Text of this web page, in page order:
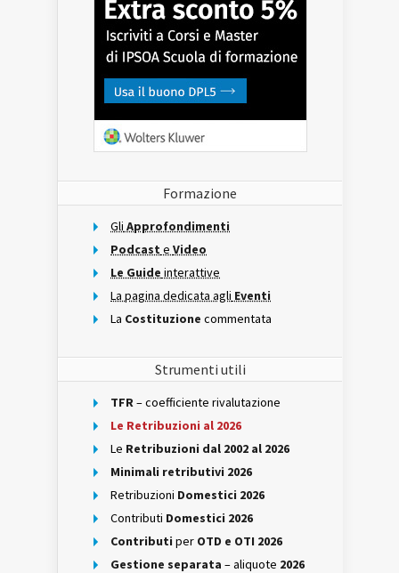
Formazione
Gli Approfondimenti
Podcast e Video
Le Guide interattive
La pagina dedicata agli Eventi
La Costituzione commentata
Strumenti utili
TFR– coefficiente rivalutazione
Le Retribuzioni al 2026
Le Retribuzioni dal 2002 al 2026
Minimali retributivi 2026
Retribuzioni Domestici 2026
Contributi Domestici 2026
Contributi per OTD e OTI 2026
Gestione separata – aliquote 2026